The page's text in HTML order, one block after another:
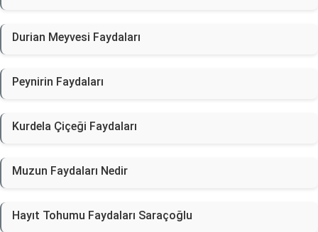
Durian Meyvesi Faydaları
Peynirin Faydaları
Kurdela Çiçeği Faydaları
Muzun Faydaları Nedir
Hayıt Tohumu Faydaları Saraçoğlu